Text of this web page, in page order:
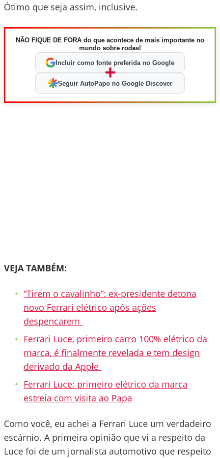
Ótimo que seja assim, inclusive.
NÃO FIQUE DE FORA do que acontece de mais importante no
mundo sobre rodas!
Incluir como fonte preferida no Google
+
Seguir AutoPapo no Google Discover
VEJA TAMBÉM:
“Tirem o cavalinho”: ex-presidente detona
novo Ferrari elétrico após ações
despencarem
Ferrari Luce, primeiro carro 100% elétrico da
marca, é finalmente revelada e tem design
derivado da Apple
Ferrari Luce: primeiro elétrico da marca
estreia com visita ao Papa
Como você, eu achei a Ferrari Luce um verdadeiro
escárnio. A primeira opinião que vi a respeito da
Luce foi de um jornalista automotivo que respeito